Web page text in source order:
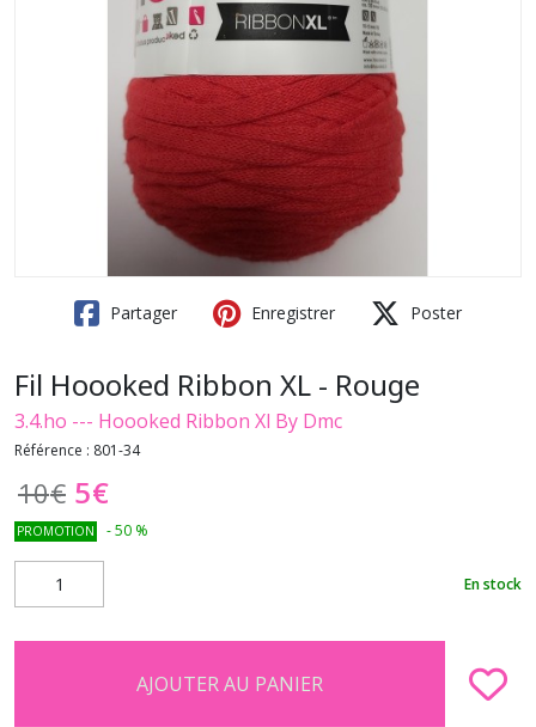
Partager Enregistrer Poster
Fil Hoooked Ribbon XL - Rouge
3.4.ho --- Hoooked Ribbon Xl By Dmc
Référence : 801-34
10€ 5€
PROMOTION -50 %
En stock
AJOUTER AU PANIER